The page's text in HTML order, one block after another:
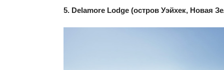
5. Delamore Lodge (остров Уэйхек, Новая